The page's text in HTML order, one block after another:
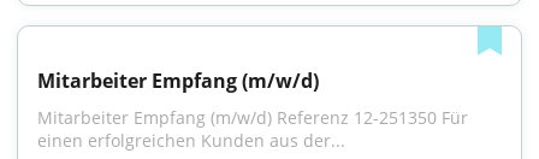
Mitarbeiter Empfang (m/w/d)
Mitarbeiter Empfang (m/w/d) Referenz 12-251350 Für
einen erfolgreichen Kunden aus der...